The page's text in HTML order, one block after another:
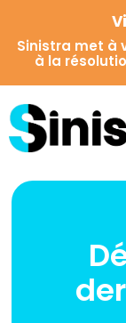
Sinistra met à
à la